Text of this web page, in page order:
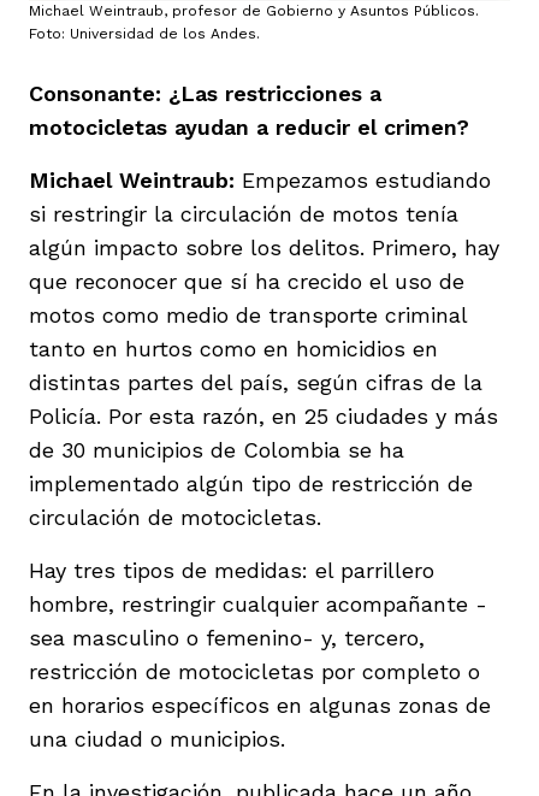
Michael Weintraub, profesor de Gobierno y Asuntos Públicos.
Foto: Universidad de los Andes.
Consonante: ¿Las restricciones a
motocicletas ayudan a reducir el crimen?
Michael Weintraub: Empezamos estudiando
si restringir la circulación de motos tenía
algún impacto sobre los delitos. Primero, hay
que reconocer que sí ha crecido el uso de
motos como medio de transporte criminal
tanto en hurtos como en homicidios en
distintas partes del país, según cifras de la
Policía. Por esta razón, en 25 ciudades y más
de 30 municipios de Colombia se ha
implementado algún tipo de restricción de
circulación de motocicletas.
Hay tres tipos de medidas: el parrillero
hombre, restringir cualquier acompañante -
sea masculino o femenino- y, tercero,
restricción de motocicletas por completo o
en horarios específicos en algunas zonas de
una ciudad o municipios.